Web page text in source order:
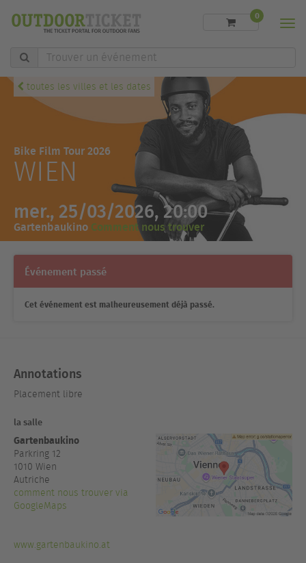
Trouver
0
toutes les villes et les dates
Bike Film Tour 2026
WIEN
mer., 25/03/2026, 20:00
Gartenbaukino Comment nous trouver
Événement passé
Cet événement est malheureusement déjà passé.
Annotations
Placement libre
la salle
Gartenbaukino
Parkring 12
1010 Wien
Autriche
comment nous trouver via
GoogleMaps
www.gartenbaukino.at